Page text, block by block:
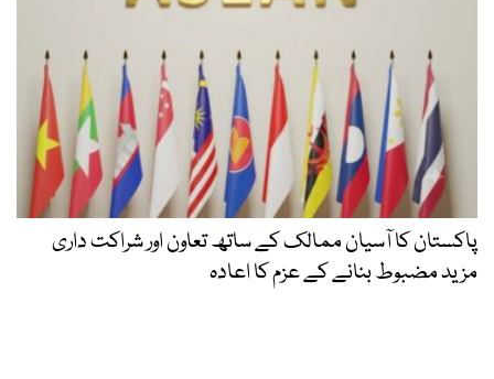
پاکستان کا آسیان ممالک کے ساتھ تعاون اور شراکت داری
مزید مضبوط بنانے کے عزم کا اعادہ